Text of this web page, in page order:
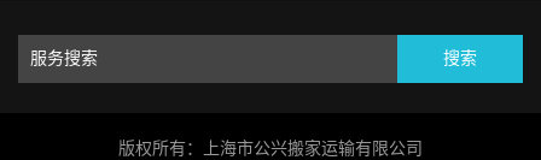
搜索
版权所有：上海市公兴搬家运输有限公司